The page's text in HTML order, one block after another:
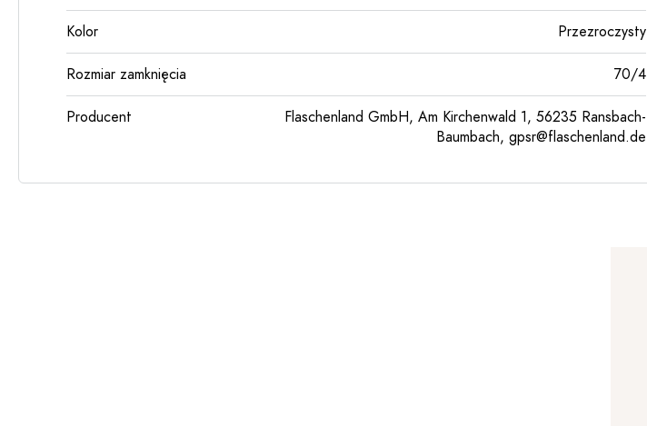
Kolor Przezroczysty
Rozmiar zamknięcia 70/4
Producent
Flaschenland GmbH, Am Kirchenwald 1, 56235 Ransbach-
Baumbach, gpsr@flaschenland.de